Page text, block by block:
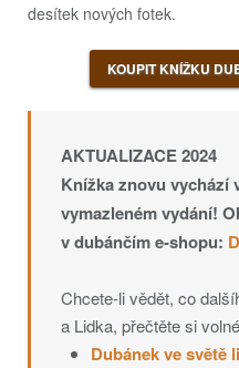
desítek nových fotek.
KOUPIT KNÍŽKU
AKTUALIZACE 2024
Knížka znovu vychází
vymazleném vydání!
v dubánčím e-shopu:
Chcete-li vědět, co
a Lidka, přečtěte si
Dubánek ve světě